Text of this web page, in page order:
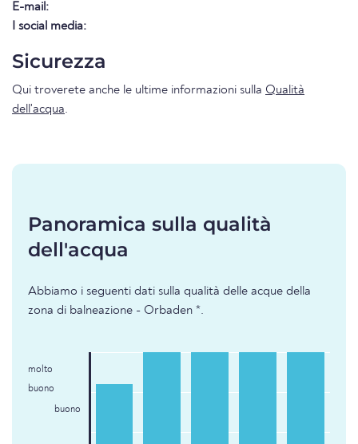
E-mail:
I social media:
Sicurezza
Qui troverete anche le ultime informazioni sulla Qualità
dell'acqua.
Panoramica sulla qualità
dell'acqua
Abbiamo i seguenti dati sulla qualità delle acque della
zona di balneazione - Orbaden *.
molto
buono
buono